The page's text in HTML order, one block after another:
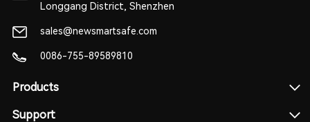
Longgang District, Shenzhen
sales@newsmartsafe.com
0086-755-89589810
Products
Support